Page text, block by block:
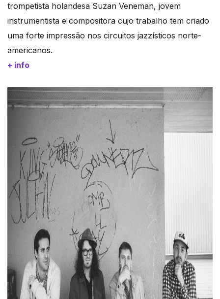
trompetista holandesa Suzan Veneman, jovem
instrumentista e compositora cujo trabalho tem criado
uma forte impressão nos circuitos jazzísticos norte-
americanos.
+ info